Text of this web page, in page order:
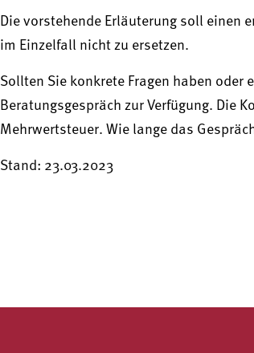
Die vorstehende Erläuterung soll einen
im Einzelfall nicht zu ersetzen.
Sollten Sie konkrete Fragen haben oder
Beratungsgespräch zur Verfügung. Die
Mehrwertsteuer. Wie lange das
Stand: 23.03.2023